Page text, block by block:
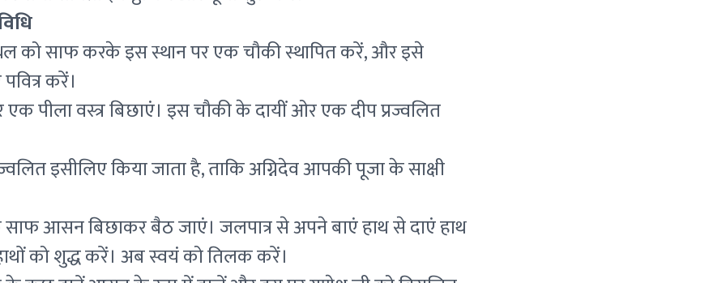
को साफ करके इस स्थान पर एक चौकी स्थापित करें, और इसे
करें।
पीला वस्त्र बिछाएं। इस चौकी के दायीं ओर एक दीप प्रज्वलित
इसीलिए किया जाता है, ताकि अग्निदेव आपकी पूजा के साक्षी
आसन बिछाकर बैठ जाएं। जलपात्र से अपने बाएं हाथ से दाएं हाथ
को शुद्ध करें। अब स्वयं को तिलक करें।